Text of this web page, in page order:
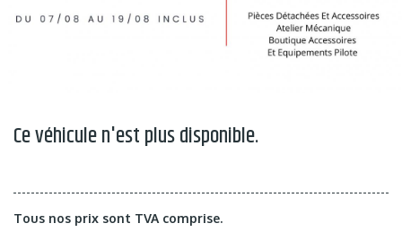
Ce véhicule n'est plus disponible.
Tous nos prix sont TVA comprise.